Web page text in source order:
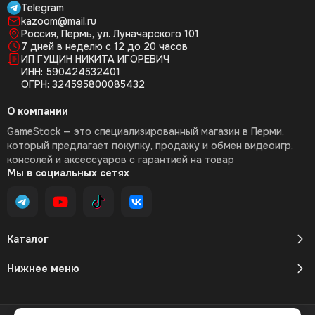
Telegram
kazoom@mail.ru
Россия, Пермь, ул. Луначарского 101
7 дней в неделю с 12 до 20 часов
ИП ГУЩИН НИКИТА ИГОРЕВИЧ
ИНН: 590424532401
ОГРН: 324595800085432
Каталог
Нижнее меню
О компании
GameStock — это специализированный магазин в Перми,
который предлагает покупку, продажу и обмен видеоигр,
консолей и аксессуаров с гарантией на товар
Мы в социальных сетях